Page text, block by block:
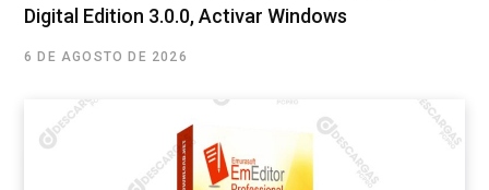
Digital Edition 3.0.0, Activar Windows
6 DE AGOSTO DE 2026